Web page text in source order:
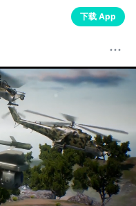
下载 App